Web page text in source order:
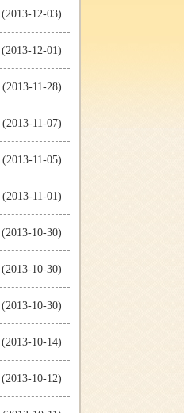
(2013-12-03)
(2013-12-01)
(2013-11-28)
(2013-11-07)
(2013-11-05)
(2013-11-01)
(2013-10-30)
(2013-10-30)
(2013-10-30)
(2013-10-14)
(2013-10-12)